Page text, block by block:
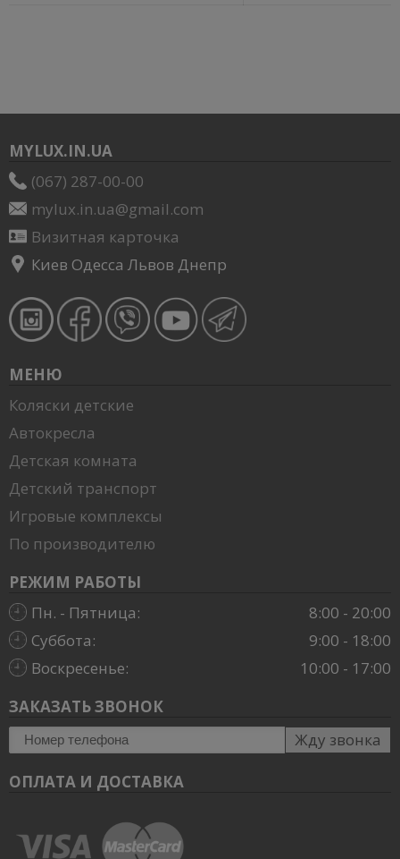
MYLUX.IN.UA
(067) 287-00-00
mylux.in.ua@gmail.com
Визитная карточка
Киев Одесса Львов Днепр
МЕНЮ
Коляски детские
Автокресла
Детская комната
Детский транспорт
Игровые комплексы
По производителю
РЕЖИМ РАБОТЫ
Пн. - Пятница:
8:00 - 20:00
Суббота:
9:00 - 18:00
Воскресенье:
10:00 - 17:00
ЗАКАЗАТЬ ЗВОНОК
Жду звонка
ОПЛАТА И ДОСТАВКА